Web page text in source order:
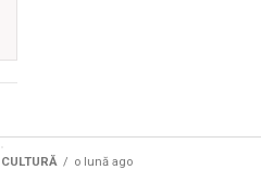
CULTURĂ o lună ago